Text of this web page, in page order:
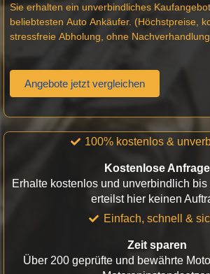
Sie erhalten ein unverbindliches
beliebtesten Auto Ankäufer. (Höchstpreise,
stressfreie Abholung, ohne
Angebote jetzt vergleichen
100% kostenlos &
Kostenlose Anfrage
Erhalte kostenlos und unverbindlich bis
erteilst hier keinen
Einfach, schnell &
Zeit sparen
Über 200 geprüfte und bewährte